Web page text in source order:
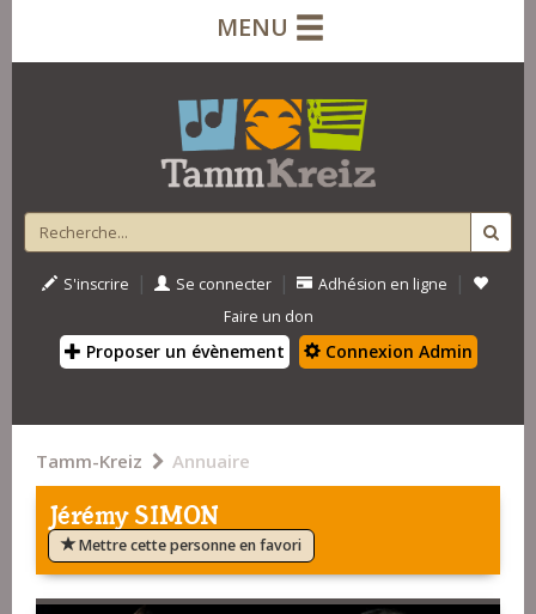
MENU
S'inscrire | Se connecter | Adhésion en ligne |
Faire un don
Proposer un évènement Connexion Admin
Tamm-Kreiz Annuaire
Jérémy SIMON
Mettre cette personne en favori